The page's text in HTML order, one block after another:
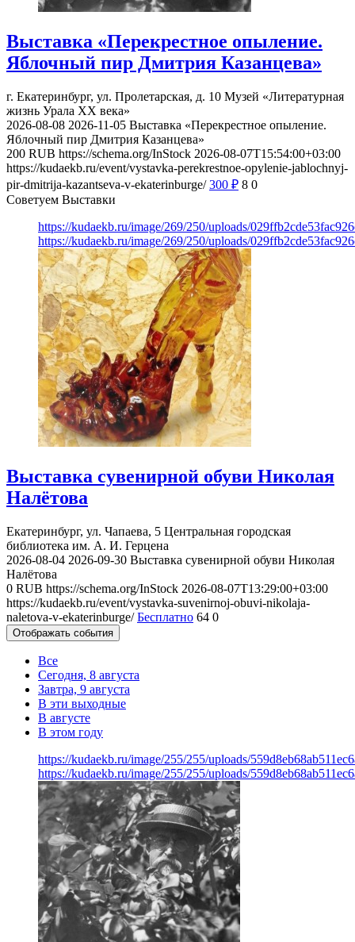
Выставка «Перекрестное опыление.
Яблочный пир Дмитрия Казанцева»
г. Екатеринбург, ул. Пролетарская, д. 10 Музей «Литературная
жизнь Урала ХХ века»
2026-08-08 2026-11-05 Выставка «Перекрестное опыление.
Яблочный пир Дмитрия Казанцева»
200 RUB https://schema.org/InStock 2026-08-07T15:54:00+03:00
https://kudaekb.ru/event/vystavka-perekrestnoe-opylenie-jablochnyj-
pir-dmitrija-kazantseva-v-ekaterinburge/ 300 ₽ 8 0
Советуем Выставки
https://kudaekb.ru/image/269/250/uploads/
https://kudaekb.ru/image/269/250/uploads/
Выставка сувенирной обуви Николая
Налётова
Екатеринбург, ул. Чапаева, 5 Центральная городская
библиотека им. А. И. Герцена
2026-08-04 2026-09-30 Выставка сувенирной обуви Николая
Налётова
0 RUB https://schema.org/InStock 2026-08-07T13:29:00+03:00
https://kudaekb.ru/event/vystavka-suvenirnoj-obuvi-nikolaja-
naletova-v-ekaterinburge/ Бесплатно 64 0
Отображать события
Все
Сегодня, 8 августа
Завтра, 9 августа
В эти выходные
В августе
В этом году
https://kudaekb.ru/image/255/255/uploads/
https://kudaekb.ru/image/255/255/uploads/